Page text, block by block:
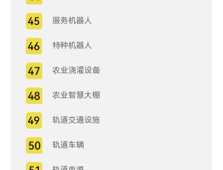
服务机器人
特种机器人
农业浇灌设备
农业智慧大棚
轨道交通设施
轨道车辆